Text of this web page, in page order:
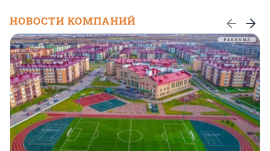
НОВОСТИ КОМПАНИЙ